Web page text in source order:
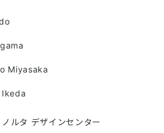
Miyasaka
Ikeda
ルタ デザインセンター